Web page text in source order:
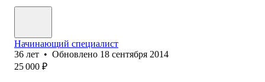
Начинающий специалист
36 лет • Обновлено 18 сентября 2014
25 000 ₽